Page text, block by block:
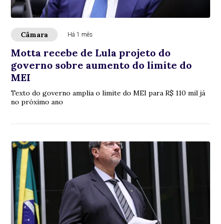
Câmara Há 1 mês
Motta recebe de Lula projeto do
governo sobre aumento do limite do
MEI
Texto do governo amplia o limite do MEI para R$ 110 mil já
no próximo ano